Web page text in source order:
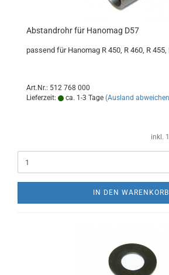
Abstandrohr für Hanomag D57
passend für Hanomag R 450, R 460, R 455,
Art.Nr.: 512 768 000
Lieferzeit:
ca. 1-3 Tage (Ausland
inkl.
IN DEN WARENKORB